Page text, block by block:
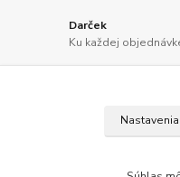
Darček
Ku každej
bez DPH ZDARMA.
Nastavenia